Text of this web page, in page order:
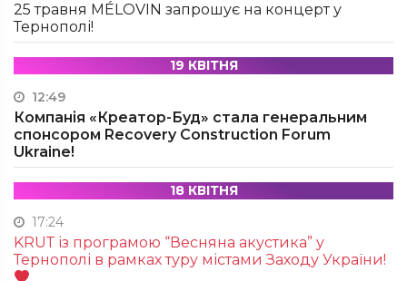
25 травня MÉLOVIN запрошує на концерт у
Тернополі!
19 КВІТНЯ
12:49
Компанія «Креатор-Буд» стала генеральним
спонсором Recovery Construction Forum
Ukraine!
18 КВІТНЯ
17:24
KRUТ із програмою “Весняна акустика” у
Тернополі в рамках туру містами Заходу України!